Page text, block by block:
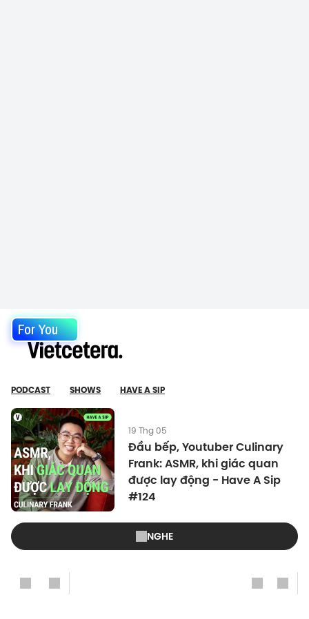
For You
PODCAST SHOWS HAVE A SIP
19 Thg 05
Đầu bếp, Youtuber Culinary
Frank: ASMR, khi giác quan
được lay động - Have A Sip
#124
NGHE